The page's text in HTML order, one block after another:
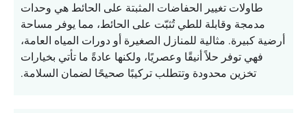
طاولات تغيير الحفاضات المثبتة على الحائط هي وحدات
مدمجة وقابلة للطي تُثبّت على الحائط، مما يوفر مساحة
أرضية كبيرة. مثالية للمنازل الصغيرة أو دورات المياه العامة،
فهي توفر حلاً أنيقًا وعصريًا، ولكنها عادةً ما تأتي بخيارات
تخزين محدودة وتتطلب تركيبًا صحيحًا لضمان السلامة.